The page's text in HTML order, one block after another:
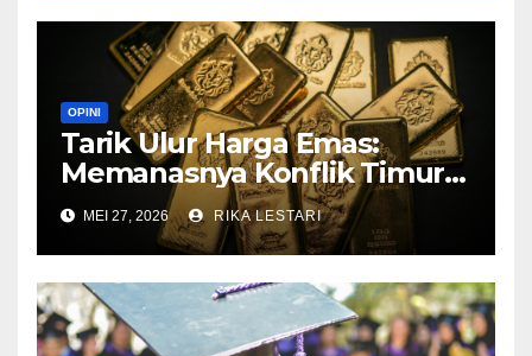
OPINI
Tarik Ulur Harga Emas:
Memanasnya Konflik Timur
Tengah dan Adu Sengit di
Pasar Opsi
MEI 27, 2026 RIKA LESTARI